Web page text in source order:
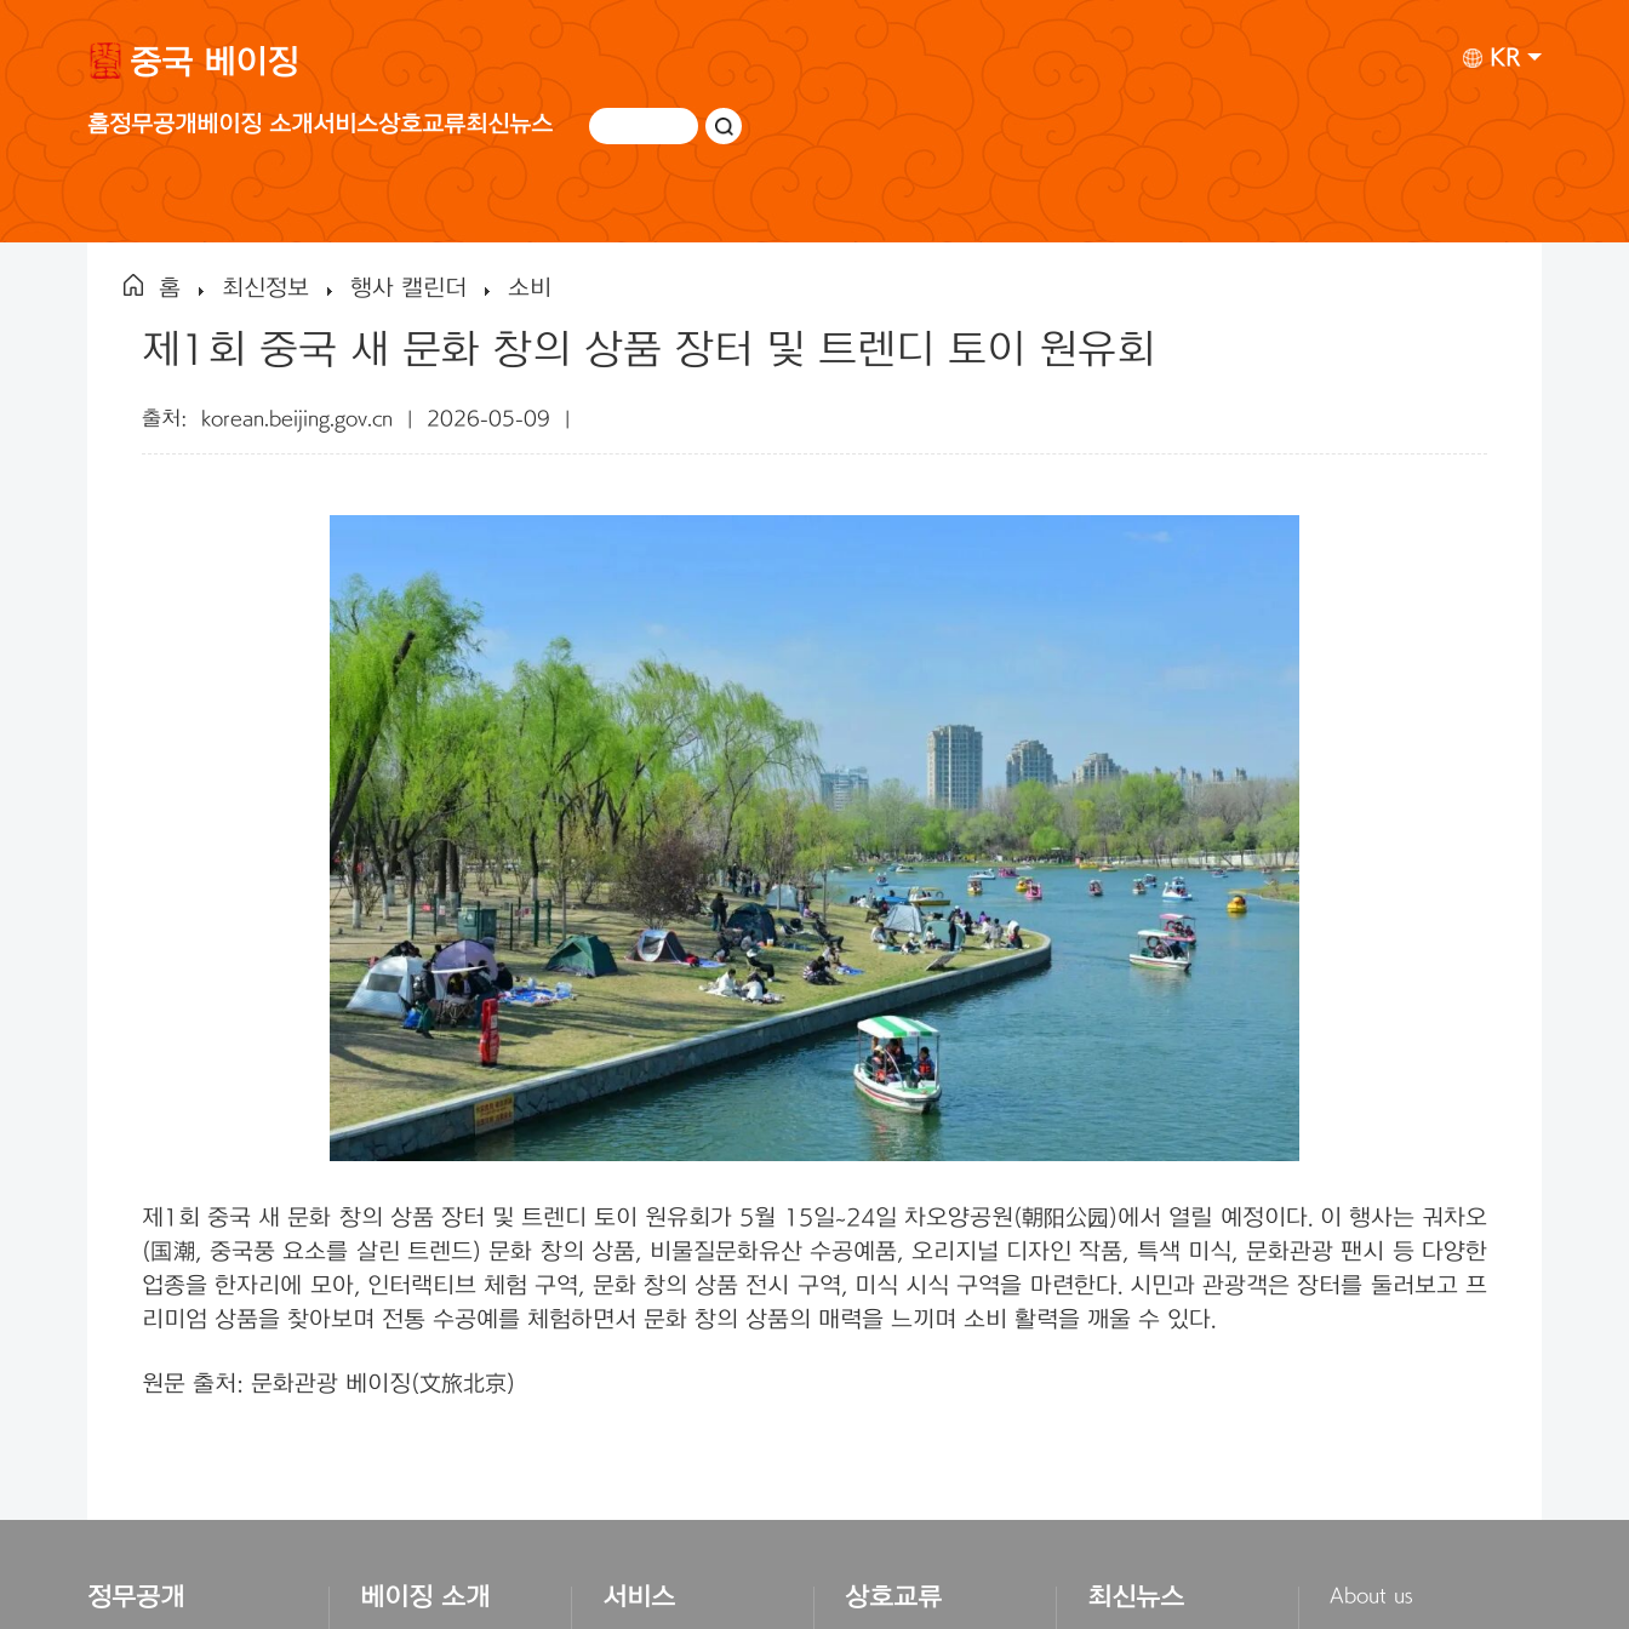
중국 베이징 KR
홈정무공개베이징 소개서비스상호교류최신뉴스
홈 최신정보 행사 캘린더 소비
제1회 중국 새 문화 창의 상품 장터 및 트렌디 토이 원유회
출처: korean.beijing.gov.cn | 2026-05-09 |
제1회 중국 새 문화 창의 상품 장터 및 트렌디 토이 원유회가 5월 15일~24일 차오양공원(朝阳公园)에서 열릴 예정이다. 이 행사는 궈차오
(国潮, 중국풍 요소를 살린 트렌드) 문화 창의 상품, 비물질문화유산 수공예품, 오리지널 디자인 작품, 특색 미식, 문화관광 팬시 등 다양한
업종을 한자리에 모아, 인터랙티브 체험 구역, 문화 창의 상품 전시 구역, 미식 시식 구역을 마련한다. 시민과 관광객은 장터를 둘러보고 프
리미엄 상품을 찾아보며 전통 수공예를 체험하면서 문화 창의 상품의 매력을 느끼며 소비 활력을 깨울 수 있다.
원문 출처: 문화관광 베이징(文旅北京)
정무공개 베이징 소개 서비스 상호교류 최신뉴스
About us